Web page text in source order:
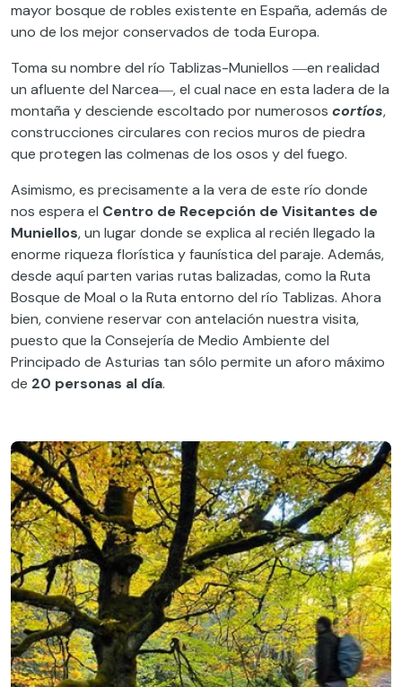
mayor bosque de robles existente en España, además de
uno de los mejor conservados de toda Europa.
Toma su nombre del río Tablizas-Muniellos ―en realidad
un afluente del Narcea―, el cual nace en esta ladera de la
montaña y desciende escoltado por numerosos cortíos,
construcciones circulares con recios muros de piedra
que protegen las colmenas de los osos y del fuego.
Asimismo, es precisamente a la vera de este río donde
nos espera el Centro de Recepción de Visitantes de
Muniellos, un lugar donde se explica al recién llegado la
enorme riqueza florística y faunística del paraje. Además,
desde aquí parten varias rutas balizadas, como la Ruta
Bosque de Moal o la Ruta entorno del río Tablizas. Ahora
bien, conviene reservar con antelación nuestra visita,
puesto que la Consejería de Medio Ambiente del
Principado de Asturias tan sólo permite un aforo máximo
de 20 personas al día.